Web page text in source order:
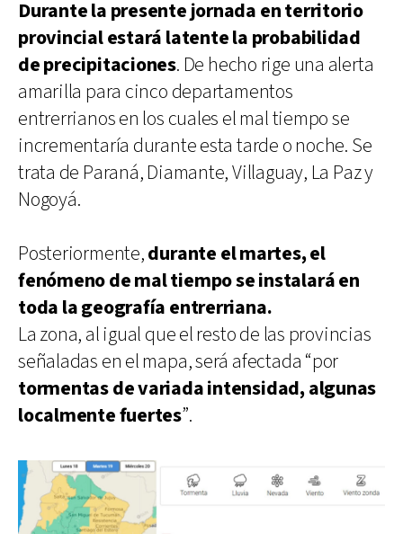
Durante la presente jornada en territorio
provincial estará latente la probabilidad
de precipitaciones. De hecho rige una alerta
amarilla para cinco departamentos
entrerrianos en los cuales el mal tiempo se
incrementaría durante esta tarde o noche. Se
trata de Paraná, Diamante, Villaguay, La Paz y
Nogoyá.
Posteriormente,durante el martes, el
fenómeno de mal tiempo se instalará en
toda la geografía entrerriana.
La zona, al igual que el resto de las provincias
señaladas en el mapa, será afectada “por
tormentas de variada intensidad, algunas
localmente fuertes”.